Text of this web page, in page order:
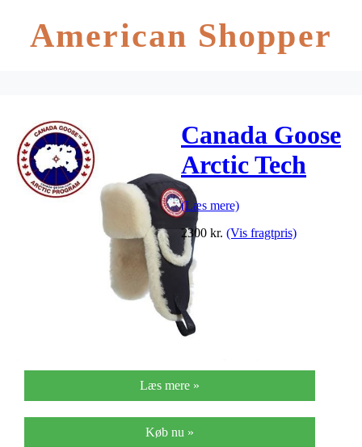
American Shopper
Canada Goose
Arctic Tech
Shearling
Pilothat, Black
(Læs mere)
2300 kr. (Vis fragtpris)
Læs mere »
Køb nu »